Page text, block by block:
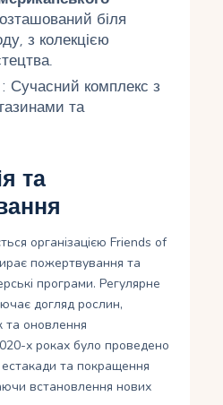
біля
з колекцією
Сучасний комплекс з
та
та
організацією Friends of
пожертвування та
програми. Регулярне
догляд рослин,
та оновлення
х роках було проведено
естакади та покращення
встановлення нових